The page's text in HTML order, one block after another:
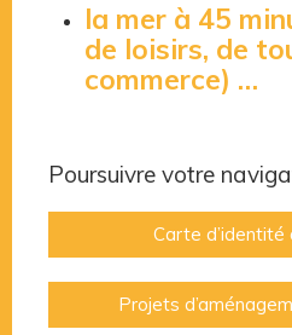
la mer à 45
de loisirs, de
commerce) …
Poursuivre votre
Carte d’identité
Projets